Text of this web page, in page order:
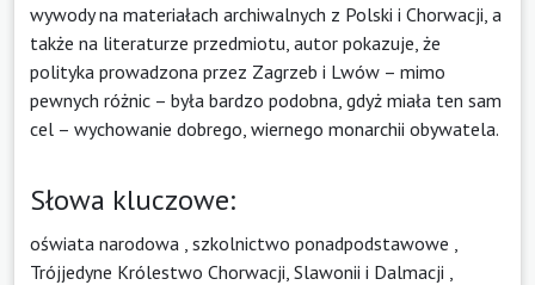
wywody na materiałach archiwalnych z Polski i Chorwacji, a
także na literaturze przedmiotu, autor pokazuje, że
polityka prowadzona przez Zagrzeb i Lwów – mimo
pewnych różnic – była bardzo podobna, gdyż miała ten sam
cel – wychowanie dobrego, wiernego monarchii obywatela.
Słowa kluczowe:
oświata narodowa szkolnictwo ponadpodstawowe
Trójjedyne Królestwo Chorwacji, Slawonii i Dalmacji